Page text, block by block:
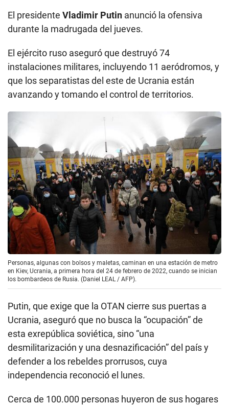
c
o
n
d
El presidente Vladimir Putin anunció la ofensiva
durante la madrugada del jueves.
El ejército ruso aseguró que destruyó 74
instalaciones militares, incluyendo 11 aeródromos, y
que los separatistas del este de Ucrania están
avanzando y tomando el control de territorios.
Personas, algunas con bolsos y maletas, caminan en una estación de metro
en Kiev, Ucrania, a primera hora del 24 de febrero de 2022, cuando se inician
los bombardeos de Rusia. (Daniel LEAL / AFP).
Putin, que exige que la OTAN cierre sus puertas a
Ucrania, aseguró que no busca la “ocupación” de
esta exrepública soviética, sino “una
desmilitarización y una desnazificación” del país y
defender a los rebeldes prorrusos, cuya
independencia reconoció el lunes.
Cerca de 100.000 personas huyeron de sus hogares